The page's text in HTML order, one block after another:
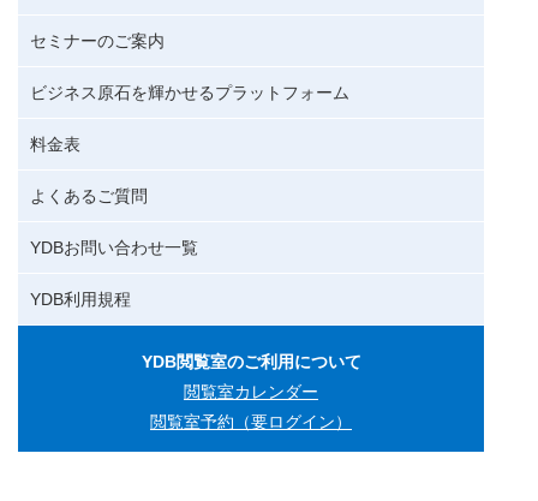
セミナーのご案内
ビジネス原石を輝かせるプラットフォーム
料金表
よくあるご質問
YDBお問い合わせ一覧
YDB利用規程
YDB閲覧室のご利用について
閲覧室カレンダー
閲覧室予約（要ログイン）